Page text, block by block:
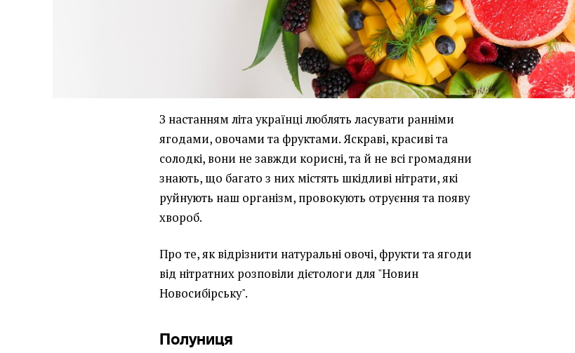
З настанням літа українці люблять ласувати ранніми
ягодами, овочами та фруктами. Яскраві, красиві та
солодкі, вони не завжди корисні, та й не всі громадяни
знають, що багато з них містять шкідливі нітрати, які
руйнують наш організм, провокують отруєння та появу
хвороб.
Про те, як відрізнити натуральні овочі, фрукти та ягоди
від нітратних розповіли дієтологи для "Новин
Новосибірську".
Полуниця